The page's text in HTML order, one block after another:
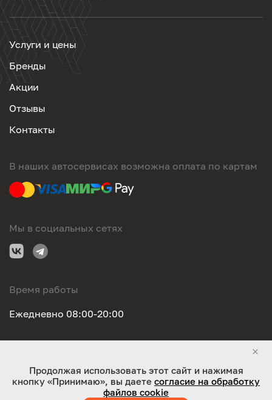
Услуги и цены
Бренды
Акции
Отзывы
Контакты
В наших автосервисах возможна оплата по картам
Мы в социальных сетях
Время работы
Ежедневно 08:00-20:00
ООО "Оригинал-сервис". Все права защищены 2026
Продолжая использовать этот сайт и нажимая
кнопку «Принимаю», вы даете согласие на обработку
файлов cookie